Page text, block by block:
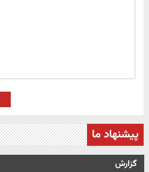
پیشنهاد ما
گزارش